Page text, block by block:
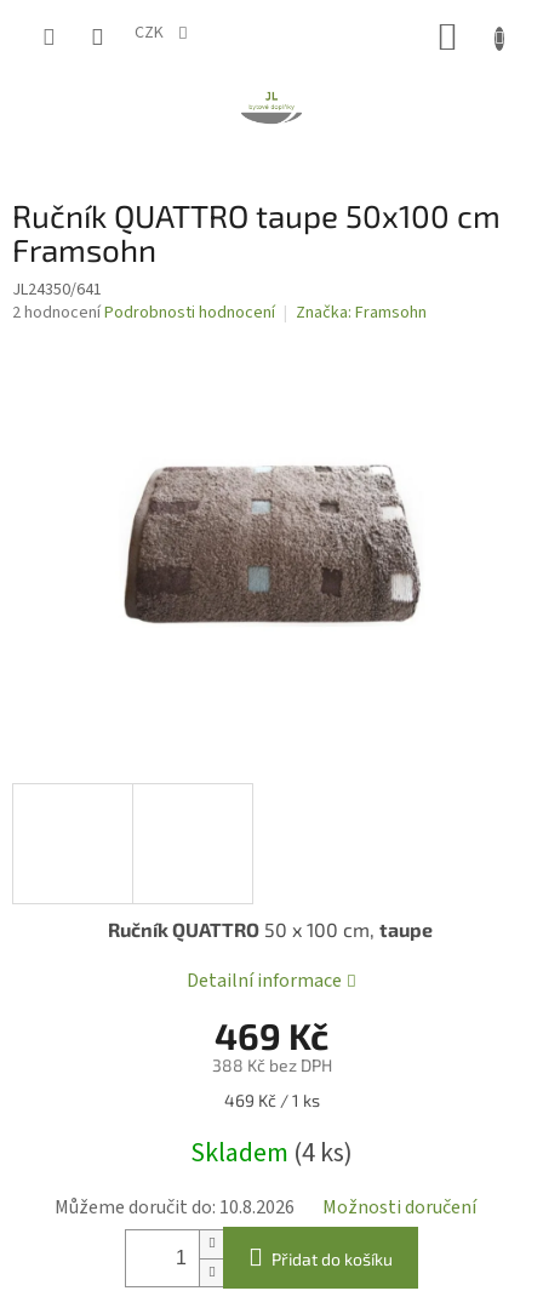
CZK
Ručník QUATTRO taupe 50x100 cm
Framsohn
JL24350/641
Průměrné
2 hodnoceníPodrobnosti hodnocení Značka: Framsohn
469 Kč
388 Kč bez DPH
Měrná
469 Kč / 1 ks
Skladem (4 ks)
Můžeme doručit do: 10.8.2026 Možnosti doručení
Přidat do košíku
Ručník QUATTRO50 x 100 cm, taupe
Detailní informace